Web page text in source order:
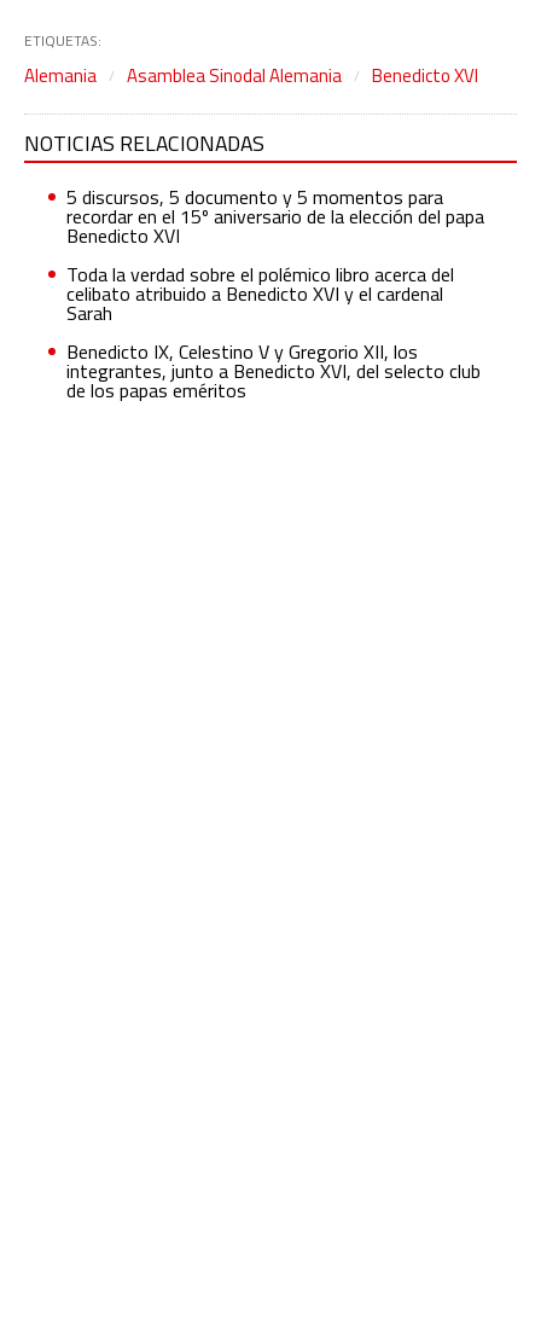
ETIQUETAS:
Alemania Asamblea Sinodal Alemania Benedicto XVI
NOTICIAS RELACIONADAS
5 discursos, 5 documento y 5 momentos para
recordar en el 15º aniversario de la elección del papa
Benedicto XVI
Toda la verdad sobre el polémico libro acerca del
celibato atribuido a Benedicto XVI y el cardenal
Sarah
Benedicto IX, Celestino V y Gregorio XII, los
integrantes, junto a Benedicto XVI, del selecto club
de los papas eméritos